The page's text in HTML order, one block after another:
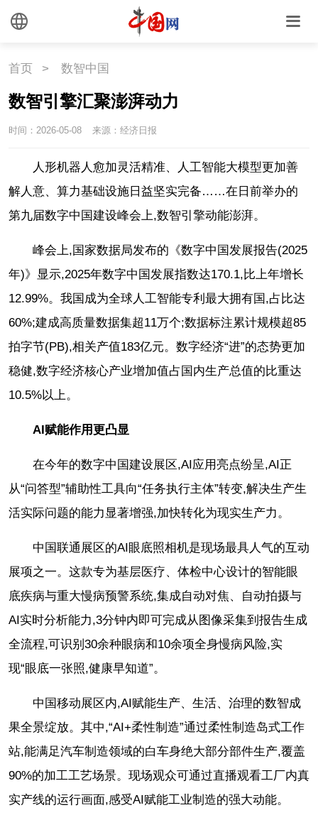
首页 > 数智中国
数智引擎汇聚澎湃动力
时间：2026-05-08 来源：经济日报
人形机器人愈加灵活精准、人工智能大模型更加善
解人意、算力基础设施日益坚实完备……在日前举办的
第九届数字中国建设峰会上,数智引擎动能澎湃。
峰会上,国家数据局发布的《数字中国发展报告(2025
年)》显示,2025年数字中国发展指数达170.1,比上年增长
12.99%。我国成为全球人工智能专利最大拥有国,占比达
60%;建成高质量数据集超11万个;数据标注累计规模超85
拍字节(PB),相关产值183亿元。数字经济“进”的态势更加
稳健,数字经济核心产业增加值占国内生产总值的比重达
10.5%以上。
AI赋能作用更凸显
在今年的数字中国建设展区,AI应用亮点纷呈,AI正
从“问答型”辅助性工具向“任务执行主体”转变,解决生产生
活实际问题的能力显著增强,加快转化为现实生产力。
中国联通展区的AI眼底照相机是现场最具人气的互动
展项之一。这款专为基层医疗、体检中心设计的智能眼
底疾病与重大慢病预警系统,集成自动对焦、自动拍摄与
AI实时分析能力,3分钟内即可完成从图像采集到报告生成
全流程,可识别30余种眼病和10余项全身慢病风险,实
现“眼底一张照,健康早知道”。
中国移动展区内,AI赋能生产、生活、治理的数智成
果全景绽放。其中,“AI+柔性制造”通过柔性制造岛式工作
站,能满足汽车制造领域的白车身绝大部分部件生产,覆盖
90%的加工工艺场景。现场观众可通过直播观看工厂内真
实产线的运行画面,感受AI赋能工业制造的强大动能。